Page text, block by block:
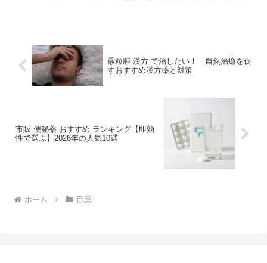
霰粒腫 漢方 で治したい！｜自然治癒を促
すおすすめ漢方薬と対策
市販 便秘薬 おすすめ ランキング【即効
性で選ぶ】2026年の人気10選
ホーム 目薬